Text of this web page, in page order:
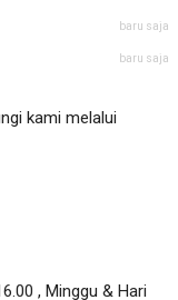
baru saja
baru saja
kami melalui
, Minggu & Hari